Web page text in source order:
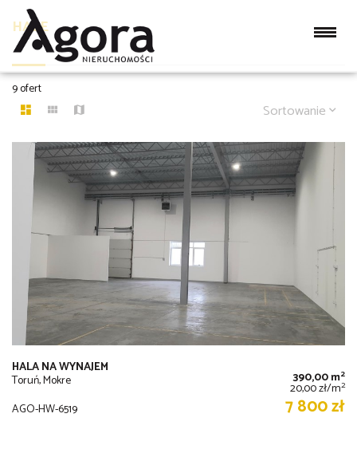
HALE
9 ofert
Sortowanie
HALA NA WYNAJEM
Toruń, Mokre 390,00 m2
20,00 zł/m2
AGO-HW-6519 7 800 zł